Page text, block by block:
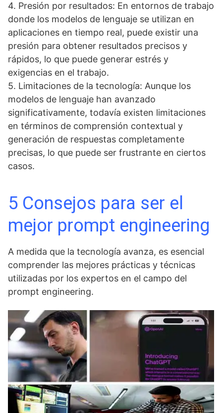
4. Presión por resultados: En entornos de trabajo
donde los modelos de lenguaje se utilizan en
aplicaciones en tiempo real, puede existir una
presión para obtener resultados precisos y
rápidos, lo que puede generar estrés y
exigencias en el trabajo.
5. Limitaciones de la tecnología: Aunque los
modelos de lenguaje han avanzado
significativamente, todavía existen limitaciones
en términos de comprensión contextual y
generación de respuestas completamente
precisas, lo que puede ser frustrante en ciertos
casos.
5 Consejos para ser el
mejor prompt engineering
A medida que la tecnología avanza, es esencial
comprender las mejores prácticas y técnicas
utilizadas por los expertos en el campo del
prompt engineering.